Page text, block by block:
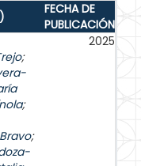
FECHA DE
PUBLICACIÓN
;
;
;
2025